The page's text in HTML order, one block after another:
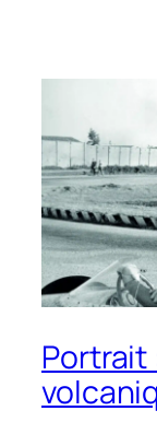
Portrait